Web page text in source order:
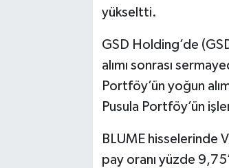
yükseltti.
GSD Holding’de
alımı sonrası
Portföy’ün yoğun
Pusula Portföy’ün
BLUME hisselerinde
pay oranı yüzde